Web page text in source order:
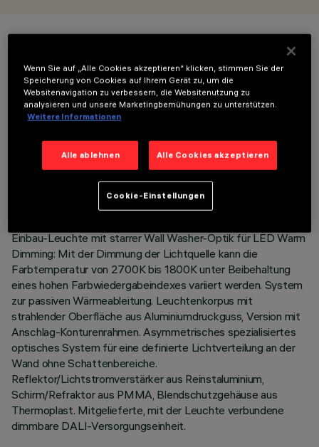
TECHNISCHE DATEN
Einbau-Leuchte mit starrer Wall Washer-Optik für LED Warm
Dimming: Mit der Dimmung der Lichtquelle kann die
Farbtemperatur von 2700K bis 1800K unter Beibehaltung
eines hohen Farbwiedergabeindexes variiert werden. System
zur passiven Wärmeableitung. Leuchtenkorpus mit
strahlender Oberfläche aus Aluminiumdruckguss, Version mit
Anschlag-Konturenrahmen. Asymmetrisches spezialisiertes
optisches System für eine definierte Lichtverteilung an der
Wand ohne Schattenbereiche.
Reflektor/Lichtstromverstärker aus Reinstaluminium,
Schirm/Refraktor aus PMMA, Blendschutzgehäuse aus
Thermoplast. Mitgelieferte, mit der Leuchte verbundene
dimmbare DALI-Versorgungseinheit.
Wenn Sie auf „Alle Cookies akzeptieren“ klicken, stimmen Sie der
Speicherung von Cookies auf Ihrem Gerät zu, um die
Websitenavigation zu verbessern, die Websitenutzung zu
analysieren und unsere Marketingbemühungen zu unterstützen.
Weitere Informationen
Alle ablehnen Alle Cookies akzeptieren
Cookie-Einstellungen